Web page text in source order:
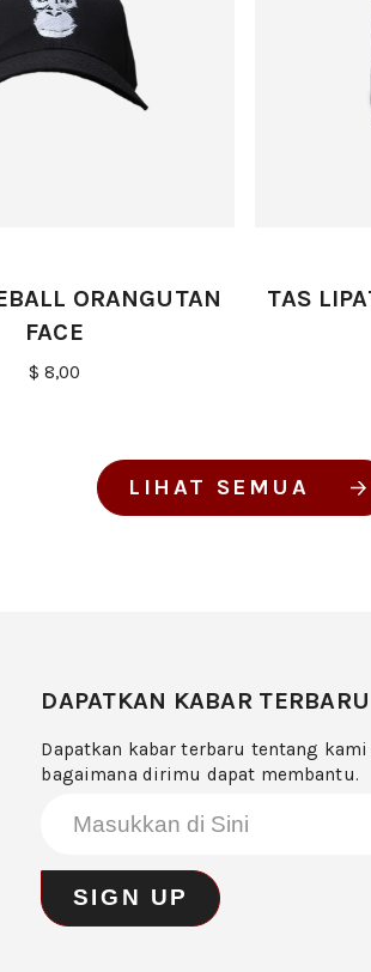
ORANGUTAN
FACE
$ 8,00
TAS
LIHAT SEMUA
DAPATKAN KABAR
Dapatkan kabar terbaru tentang kami
bagaimana dirimu dapat membantu.